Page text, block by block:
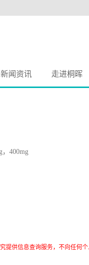
新闻资讯 走进桐晖
400mg
提供信息查询服务，不向任何